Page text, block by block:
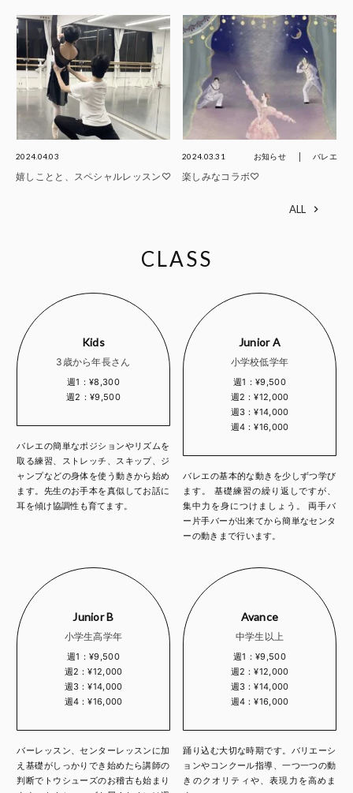
2024.04.03
嬉しことと、スペシャルレッスン♡
2024.03.31 お知らせ バレエ
楽しみなコラボ♡
ALL
CLASS
Kids
3歳から年長さん
週1：¥8,300
週2：¥9,500
バレエの簡単なポジションやリズムを
取る練習、ストレッチ、スキップ、ジ
ャンプなどの身体を使う動きから始め
ます。先生のお手本を真似してお話に
耳を傾け協調性も育てます。
Junior A
小学校低学年
週1：¥9,500
週2：¥12,000
週3：¥14,000
週4：¥16,000
バレエの基本的な動きを少しずつ学び
ます。 基礎練習の繰り返しですが、
集中力を身につけましょう。 両手バ
ー片手バーが出来てから簡単なセンタ
ーの動きまで行います。
Junior B
小学生高学年
週1：¥9,500
週2：¥12,000
週3：¥14,000
週4：¥16,000
バーレッスン、センターレッスンに加
え基礎がしっかりでき始めたら講師の
判断でトウシューズのお稽古も始まり
Avance
中学生以上
週1：¥9,500
週2：¥12,000
週3：¥14,000
週4：¥16,000
踊り込む大切な時期です。バリエーシ
ョンやコンクール指導、一つ一つの動
きのクオリティや、表現力を高めま